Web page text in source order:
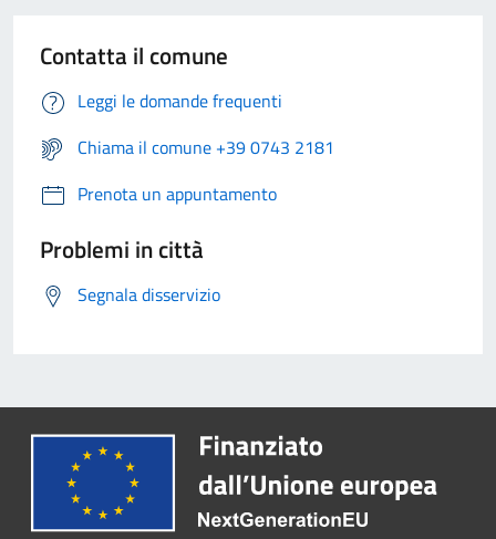
Contatta il comune
Leggi le domande frequenti
Chiama il comune +39 0743 2181
Prenota un appuntamento
Problemi in città
Segnala disservizio